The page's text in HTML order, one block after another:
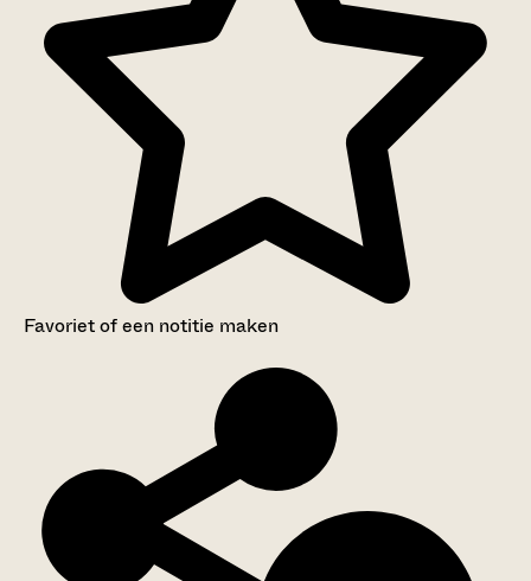
Favoriet of een notitie maken